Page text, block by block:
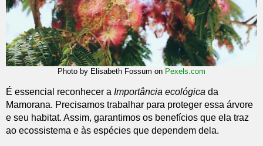
Photo by Elisabeth Fossum on Pexels.com
É essencial reconhecer a Importância ecológica da
Mamorana. Precisamos trabalhar para proteger essa árvore
e seu habitat. Assim, garantimos os benefícios que ela traz
ao ecossistema e às espécies que dependem dela.